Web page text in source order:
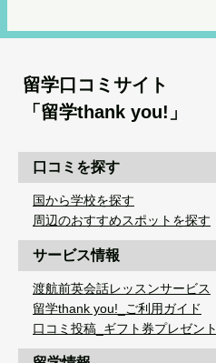
留学口コミサイト
「留学thank you!」
口コミを探す
国から学校を探す
周辺のおすすめスポットを探す
サービス情報
渡航前英会話レッスンサービス
留学thank you!_ご利用ガイド
口コミ投稿_ギフト券プレゼント